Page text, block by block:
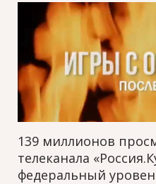
139 миллионов
телеканала
федеральный